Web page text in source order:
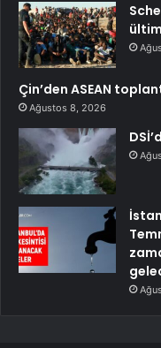
Çin’den ASEAN
Ağustos 8, 2026